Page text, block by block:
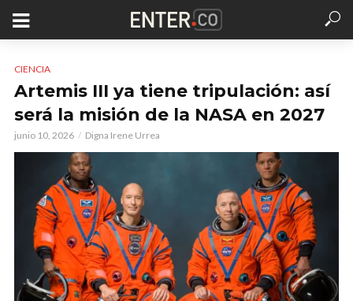
CIENCIA
Artemis III ya tiene tripulación: así
será la misión de la NASA en 2027
junio 10, 2026 Digna Irene Urrea